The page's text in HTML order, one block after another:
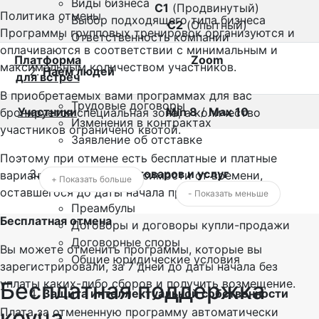
Виды бизнеса
Выбор подходящего типа бизнеса
Ответственность компании
Наем людей
Трудовые договоры
Изменения в контрактах
Заявление об отставке
Купля-продажа товаров и услуг
Преамбулы
Договоры и договоры купли-продажи
Договорные споры
Общие юридические условия
Защита интеллектуальной собственности
C1 (Продвинутый)
C2(Опытный)
Платформа
для встреч
Zoom
Участники Min 8/Max 10
Политика отмены
Программы групповых тренировок организуются и
оплачиваются в соответствии с минимальным и
максимальным количеством участников.
В приобретаемых вами программах для вас
бронируется специальная зона, а количество
участников ограничено квотой.
Поэтому при отмене есть бесплатные и платные
варианты отмены, в зависимости от времени,
оставшегося до даты начала программы.
Бесплатная отмена
Вы можете отменить программы, которые вы
зарегистрировали, за 7 дней до даты начала без
уплаты каких-либо сборов и получить возмещение.
Плата за отмененную программу автоматически
+ Показать больше
- Показать меньше
Бесплатная поддержка